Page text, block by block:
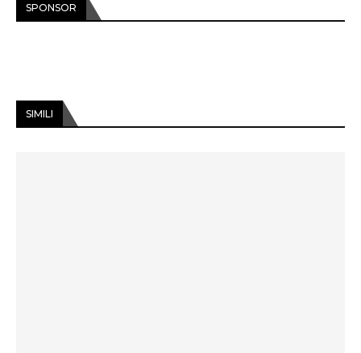
SPONSOR
SIMILI